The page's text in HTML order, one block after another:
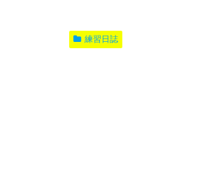
練習日誌